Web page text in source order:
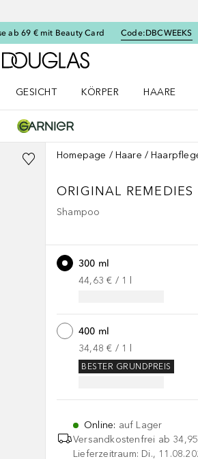
ab 69 € mit Beauty Card Code:DBCWEEKS
Zur Douglas Startseite
GESICHT
KÖRPER
HAARE
Homepage Haare
ORIGINAL
Shampoo
300 ml
44,63 € / 1
400 ml
34,48 € / 1
BESTER GRUNDPREIS
Online: auf Lager
Versandkostenfrei ab
Lieferzeitraum: Di.,